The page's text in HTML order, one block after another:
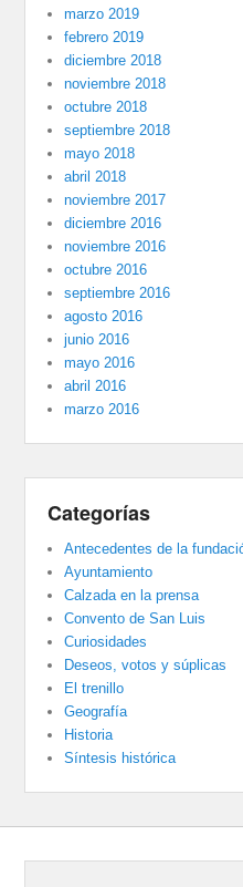
marzo 2019
febrero 2019
diciembre 2018
noviembre 2018
octubre 2018
septiembre 2018
mayo 2018
abril 2018
noviembre 2017
diciembre 2016
noviembre 2016
octubre 2016
septiembre 2016
agosto 2016
junio 2016
mayo 2016
abril 2016
marzo 2016
Categorías
Antecedentes de la
Ayuntamiento
Calzada en la prensa
Convento de San Luis
Curiosidades
Deseos, votos y súplicas
El trenillo
Geografía
Historia
Síntesis histórica